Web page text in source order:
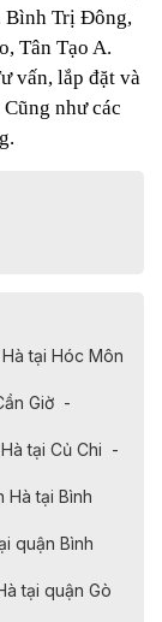
Bình Trị Đông,
Tân Tạo A.
vấn, lắp đặt và
như các
tại Hóc Môn
Giờ -
tại Củ Chi -
Hà tại Bình
quận Bình
tại quận Gò